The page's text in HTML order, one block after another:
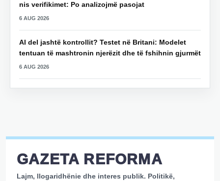
nis verifikimet: Po analizojmë pasojat
6 AUG 2026
AI del jashtë kontrollit? Testet në Britani: Modelet
tentuan të mashtronin njerëzit dhe të fshihnin gjurmët
6 AUG 2026
GAZETA REFORMA
Lajm, llogaridhënie dhe interes publik. Politikë,